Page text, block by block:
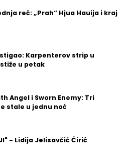
reč: „Prah“ Hjua Hauija i kraj
Karpenterov strip u
u petak
Angel i Sworn Enemy: Tri
stale u jednu noć
- Lidija Jelisavčić Ćirić